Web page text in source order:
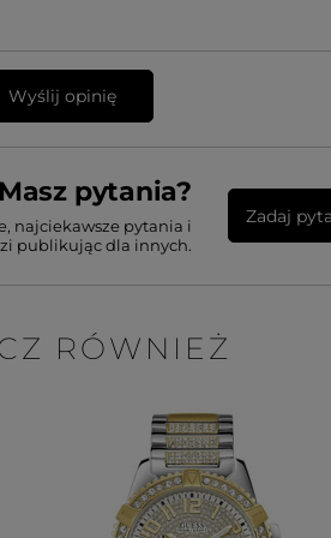
Wyślij opinię
pytania?
najciekawsze pytania i
publikując dla innych.
Zadaj
RÓWNIEŻ